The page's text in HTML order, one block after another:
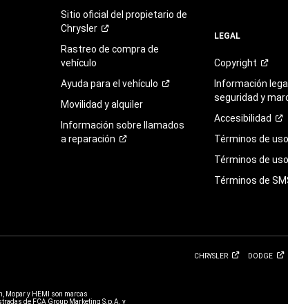
Sitio oficial del propietario de
Chrysler
Rastreo de compra de
vehículo
Ayuda para el vehículo
Movilidad y alquiler
Información sobre llamados
a reparación
LEGAL
Copyright
Información
seguridad y
Accesibilidad
Términos deuso
Términos de
Términos de
CHRYSLER DODGE
Mopar y HEMI son marcas
de FCA Group Marketing S.p.A. y